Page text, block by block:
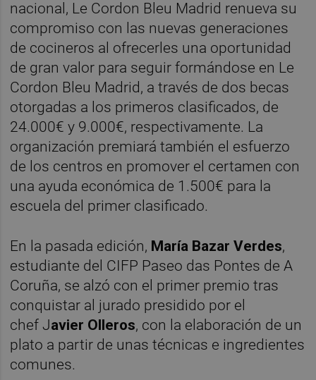
nacional, Le Cordon Bleu Madrid renueva su
compromiso con las nuevas generaciones
de cocineros al ofrecerles una oportunidad
de gran valor para seguir formándose en Le
Cordon Bleu Madrid, a través de dos becas
otorgadas a los primeros clasificados, de
24.000€ y 9.000€, respectivamente. La
organización premiará también el esfuerzo
de los centros en promover el certamen con
una ayuda económica de 1.500€ para la
escuela del primer clasificado.
En la pasada edición, María Bazar Verdes,
estudiante del CIFP Paseo das Pontes de A
Coruña, se alzó con el primer premio tras
conquistar al jurado presidido por el
chef Javier Olleros, con la elaboración de un
plato a partir de unas técnicas e ingredientes
comunes.